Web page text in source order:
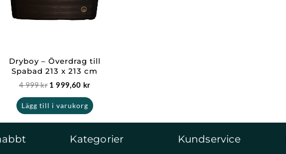
Dryboy – Överdrag till
Spabad 213 x 213 cm
4 999kr 1 999,60 kr
Lägg till i varukorg
Kategorier Kundservice